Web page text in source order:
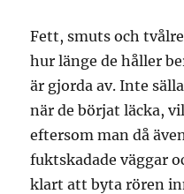
Fett, smuts och
hur länge de håller
är gjorda av. Inte
när de börjat läcka,
eftersom man då
fuktskadade väggar
klart att byta rören